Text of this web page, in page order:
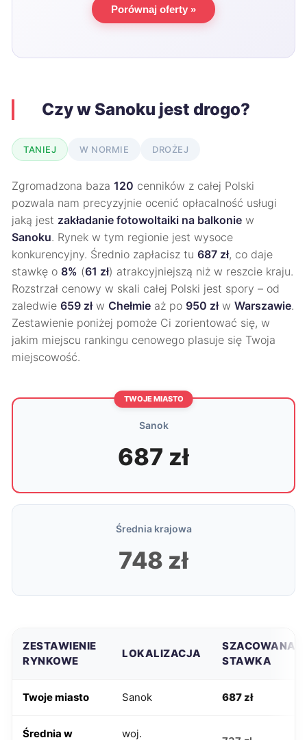
Porównaj oferty »
Czy w Sanoku jest drogo?
TANIEJ W NORMIE DROŻEJ
Zgromadzona baza 120 cenników z całej Polski
pozwala nam precyzyjnie ocenić opłacalność usługi
jaką jest zakładanie fotowoltaiki na balkonie w
Sanoku. Rynek w tym regionie jest wysoce
konkurencyjny. Średnio zapłacisz tu 687 zł, co daje
stawkę o 8% (61 zł) atrakcyjniejszą niż w reszcie kraju.
Rozstrzał cenowy w skali całej Polski jest spory – od
zaledwie 659 złw Chełmie aż po 950 złw Warszawie.
Zestawienie poniżej pomoże Ci zorientować się, w
jakim miejscu rankingu cenowego plasuje się Twoja
miejscowość.
TWOJE MIASTO
Sanok
687 zł
Średnia krajowa
748 zł
ZESTAWIENIE
RYNKOWE
LOKALIZACJA
SZACOWANA
STAWKA
Twoje miasto Sanok 687 zł
Średnia w woj.